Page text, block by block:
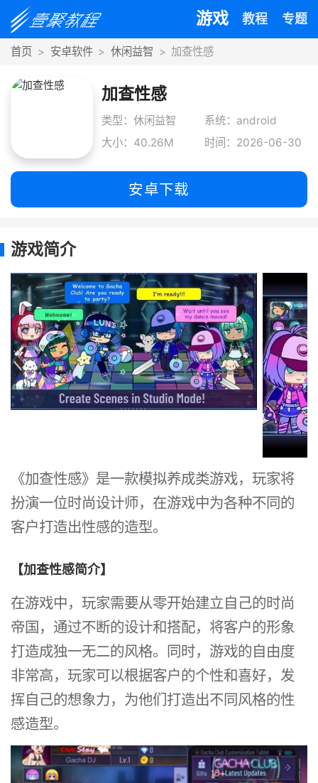
游戏 教程 专题
首页 安卓软件 休闲益智 加查性感
加查性感
类型：休闲益智
系统：android
大小：40.26M
时间：2026-06-30
安卓下载
游戏简介
《加查性感》是一款模拟养成类游戏，玩家将
扮演一位时尚设计师，在游戏中为各种不同的
客户打造出性感的造型。
【加查性感简介】
在游戏中，玩家需要从零开始建立自己的时尚
帝国，通过不断的设计和搭配，将客户的形象
打造成独一无二的风格。同时，游戏的自由度
非常高，玩家可以根据客户的个性和喜好，发
挥自己的想象力，为他们打造出不同风格的性
感造型。